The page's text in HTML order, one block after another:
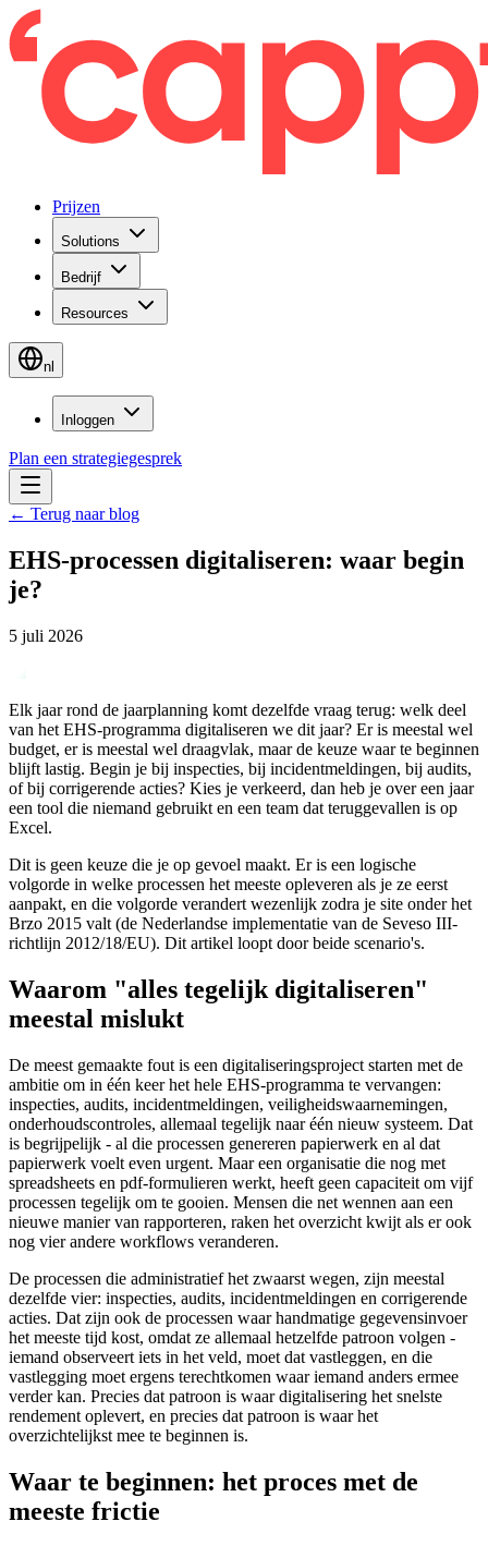
Prijzen
Solutions
Bedrijf
Resources
nl
Inloggen
Plan een strategiegesprek
← Terug naar blog
EHS-processen digitaliseren: waar begin
je?
5 juli 2026
Elk jaar rond de jaarplanning komt dezelfde vraag terug: welk deel
van het EHS-programma digitaliseren we dit jaar? Er is meestal wel
budget, er is meestal wel draagvlak, maar de keuze waar te beginnen
blijft lastig. Begin je bij inspecties, bij incidentmeldingen, bij audits,
of bij corrigerende acties? Kies je verkeerd, dan heb je over een jaar
een tool die niemand gebruikt en een team dat teruggevallen is op
Excel.
Dit is geen keuze die je op gevoel maakt. Er is een logische
volgorde in welke processen het meeste opleveren als je ze eerst
aanpakt, en die volgorde verandert wezenlijk zodra je site onder het
Brzo 2015 valt (de Nederlandse implementatie van de Seveso III-
richtlijn 2012/18/EU). Dit artikel loopt door beide scenario's.
Waarom "alles tegelijk digitaliseren"
meestal mislukt
De meest gemaakte fout is een digitaliseringsproject starten met de
ambitie om in één keer het hele EHS-programma te vervangen:
inspecties, audits, incidentmeldingen, veiligheidswaarnemingen,
onderhoudscontroles, allemaal tegelijk naar één nieuw systeem. Dat
is begrijpelijk - al die processen genereren papierwerk en al dat
papierwerk voelt even urgent. Maar een organisatie die nog met
spreadsheets en pdf-formulieren werkt, heeft geen capaciteit om vijf
processen tegelijk om te gooien. Mensen die net wennen aan een
nieuwe manier van rapporteren, raken het overzicht kwijt als er ook
nog vier andere workflows veranderen.
De processen die administratief het zwaarst wegen, zijn meestal
dezelfde vier: inspecties, audits, incidentmeldingen en corrigerende
acties. Dat zijn ook de processen waar handmatige gegevensinvoer
het meeste tijd kost, omdat ze allemaal hetzelfde patroon volgen -
iemand observeert iets in het veld, moet dat vastleggen, en die
vastlegging moet ergens terechtkomen waar iemand anders ermee
verder kan. Precies dat patroon is waar digitalisering het snelste
rendement oplevert, en precies dat patroon is waar het
overzichtelijkst mee te beginnen is.
Waar te beginnen: het proces met de
meeste frictie